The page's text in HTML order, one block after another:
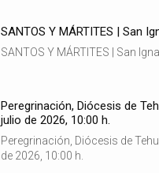
SANTOS Y MÁRTITES | San
SANTOS Y MÁRTITES | San
Peregrinación, Diócesis de
julio de 2026, 10:00 h.
Peregrinación, Diócesis de
de 2026, 10:00 h.